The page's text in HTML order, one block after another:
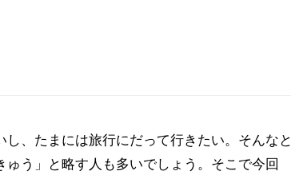
、たまには旅行にだって行きたい。そんなと
ゅう」と略す人も多いでしょう。そこで今回